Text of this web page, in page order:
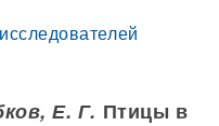
Е. Г. Птицы в